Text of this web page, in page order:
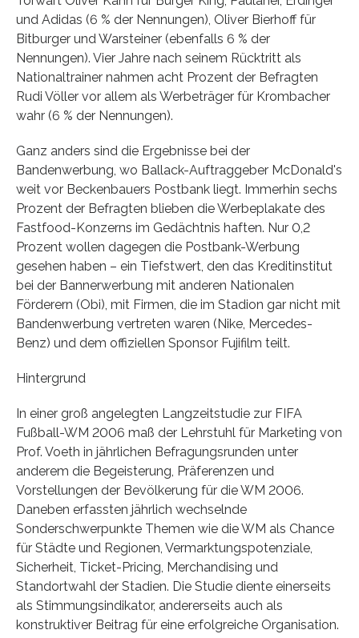
und Adidas (6 % der Nennungen), Oliver Bierhoff für
Bitburger und Warsteiner (ebenfalls 6 % der
Nennungen). Vier Jahre nach seinem Rücktritt als
Nationaltrainer nahmen acht Prozent der Befragten
Rudi Völler vor allem als Werbeträger für Krombacher
wahr (6 % der Nennungen).
Ganz anders sind die Ergebnisse bei der
Bandenwerbung, wo Ballack-Auftraggeber McDonald's
weit vor Beckenbauers Postbank liegt. Immerhin sechs
Prozent der Befragten blieben die Werbeplakate des
Fastfood-Konzerns im Gedächtnis haften. Nur 0,2
Prozent wollen dagegen die Postbank-Werbung
gesehen haben – ein Tiefstwert, den das Kreditinstitut
bei der Bannerwerbung mit anderen Nationalen
Förderern (Obi), mit Firmen, die im Stadion gar nicht mit
Bandenwerbung vertreten waren (Nike, Mercedes-
Benz) und dem offiziellen Sponsor Fujifilm teilt.
Hintergrund
In einer groß angelegten Langzeitstudie zur FIFA
Fußball-WM 2006 maß der Lehrstuhl für Marketing von
Prof. Voeth in jährlichen Befragungsrunden unter
anderem die Begeisterung, Präferenzen und
Vorstellungen der Bevölkerung für die WM 2006.
Daneben erfassten jährlich wechselnde
Sonderschwerpunkte Themen wie die WM als Chance
für Städte und Regionen, Vermarktungspotenziale,
Sicherheit, Ticket-Pricing, Merchandising und
Standortwahl der Stadien. Die Studie diente einerseits
als Stimmungsindikator, andererseits auch als
konstruktiver Beitrag für eine erfolgreiche Organisation.